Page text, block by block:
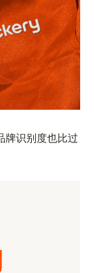
牌识别度也比过